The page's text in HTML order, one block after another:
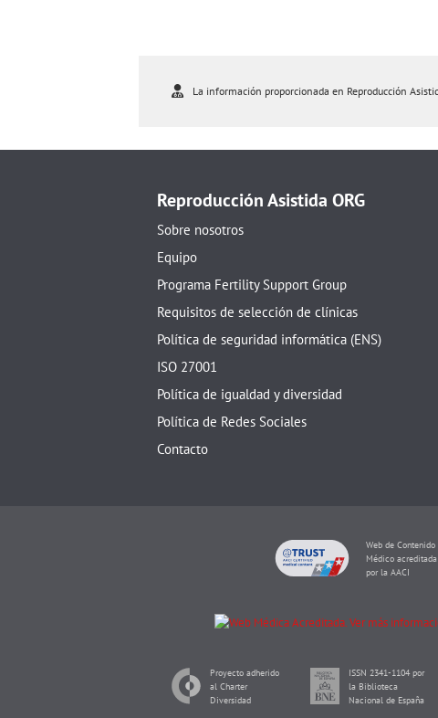
La información proporcionada en Reproducción
Reproducción Asistida ORG
Sobre nosotros
Equipo
Programa Fertility Support Group
Requisitos de selección de clínicas
Política de seguridad informática (ENS)
ISO 27001
Política de igualdad y diversidad
Política de Redes Sociales
Contacto
Web de Contenido
Médico acreditada
por la AACI
Proyecto adherido
al Charter
Diversidad
ISSN 2341-1104 por
la Biblioteca
Nacional de España